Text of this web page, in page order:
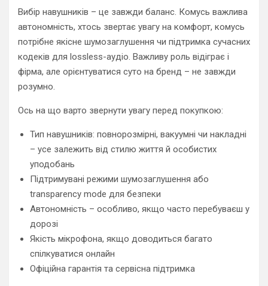
Вибір навушників – це завжди баланс. Комусь важлива
автономність, хтось звертає увагу на комфорт, комусь
потрібне якісне шумозаглушення чи підтримка сучасних
кодеків для lossless-аудіо. Важливу роль відіграє і
фірма, але орієнтуватися суто на бренд – не завжди
розумно.
Ось на що варто звернути увагу перед покупкою:
Тип навушників: повнорозмірні, вакуумні чи накладні
– усе залежить від стилю життя й особистих
уподобань
Підтримувані режими шумозаглушення або
transparency mode для безпеки
Автономність – особливо, якщо часто перебуваєш у
дорозі
Якість мікрофона, якщо доводиться багато
спілкуватися онлайн
Офіційна гарантія та сервісна підтримка